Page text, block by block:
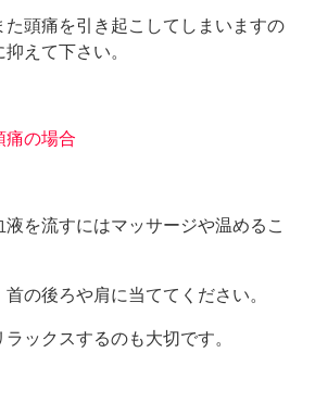
た頭痛を引き起こしてしまいますの
えて下さい。
痛の場合
を流すにはマッサージや温めるこ
の後ろや肩に当ててください。
ックスするのも大切です。